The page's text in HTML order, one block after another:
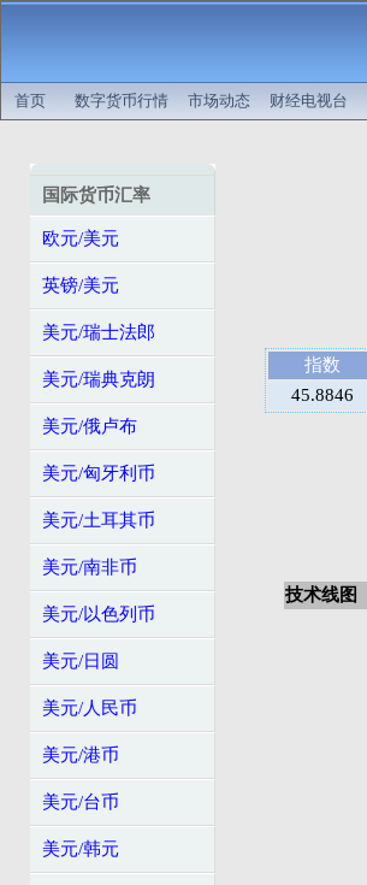
首页 数字货币行情 市场动态 财经电视台
国际货币汇率
欧元/美元
英镑/美元
美元/瑞士法郎
美元/瑞典克朗
美元/俄卢布
美元/匈牙利币
美元/土耳其币
美元/南非币
美元/以色列币
美元/日圆
美元/人民币
美元/港币
美元/台币
美元/韩元
指数
45.8846
技术线图